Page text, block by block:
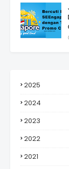
2025
2024
2023
2022
2021